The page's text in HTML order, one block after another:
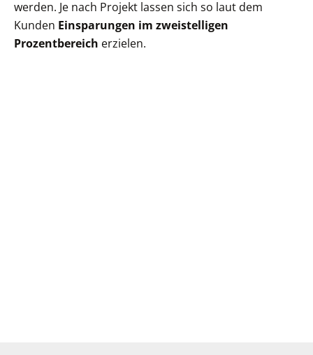
werden. Je nach Projekt lassen sich so laut dem
Kunden Einsparungen im zweistelligen
Prozentbereich erzielen.